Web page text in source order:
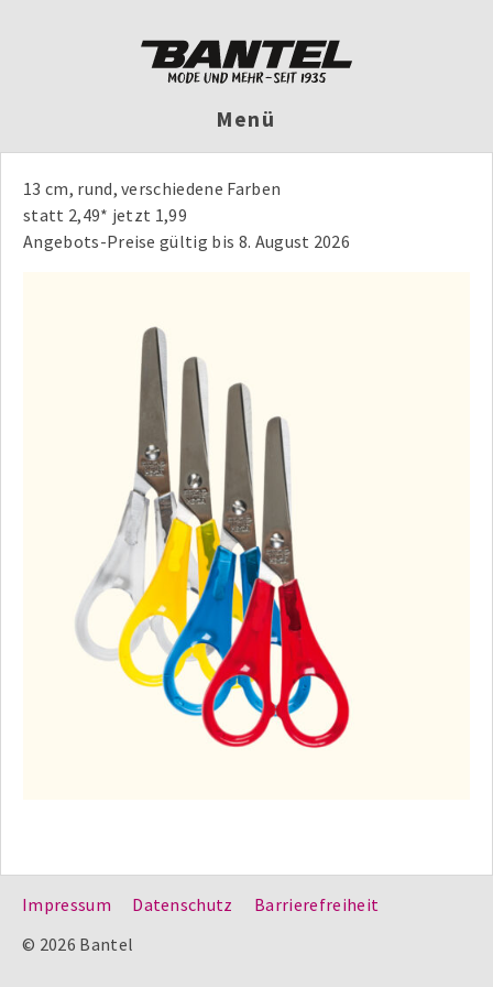
Menü
13 cm, rund, verschiedene Farben
statt 2,49* jetzt 1,99
Angebots-Preise gültig bis 8. August 2026
Impressum Datenschutz
Barrierefreiheit
© 2026 Bantel